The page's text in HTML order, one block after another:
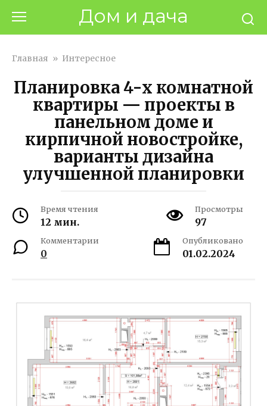
контенту
Дом и дача
Главная » Интересное
Планировка 4-х комнатной
квартиры — проекты в
панельном доме и
кирпичной новостройке,
варианты дизайна
улучшенной планировки
Время чтения
12 мин.
Просмотры
97
Комментарии
0
Опубликовано
01.02.2024